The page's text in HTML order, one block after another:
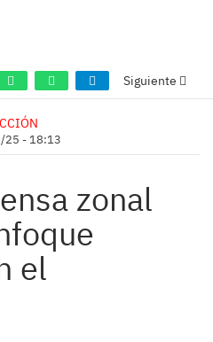
Siguiente
25 - 18:13
zonal
el